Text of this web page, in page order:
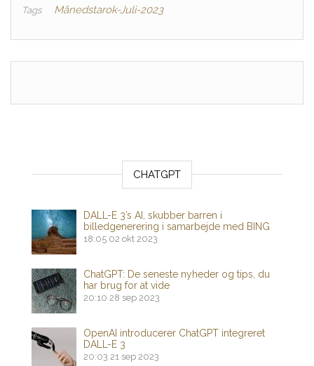
Tags Månedstarok-Juli-2023
CHATGPT
DALL-E 3’s AI, skubber barren i
billedgenerering i samarbejde med BING
18:05 02 okt 2023
ChatGPT: De seneste nyheder og tips, du
har brug for at vide
20:10 28 sep 2023
OpenAI introducerer ChatGPT integreret
DALL-E 3
20:03 21 sep 2023